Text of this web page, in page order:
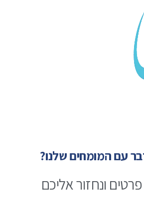
עם המומחים שלנו?
ונחזור אליכם